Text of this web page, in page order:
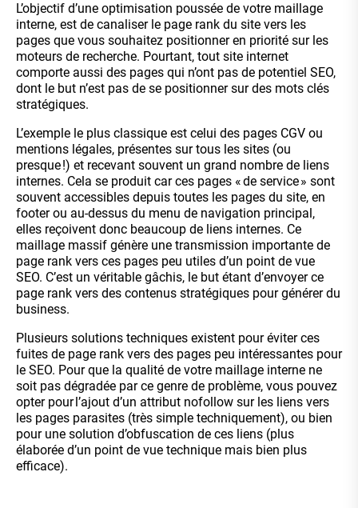
L’objectif d’une optimisation poussée de votre maillage
interne, est de canaliser le page rank du site vers les
pages que vous souhaitez positionner en priorité sur les
moteurs de recherche. Pourtant, tout site internet
comporte aussi des pages qui n’ont pas de potentiel SEO,
dont le but n’est pas de se positionner sur des mots clés
stratégiques.
L’exemple le plus classique est celui des pages CGV ou
mentions légales, présentes sur tous les sites (ou
presque !) et recevant souvent un grand nombre de liens
internes. Cela se produit car ces pages « de service » sont
souvent accessibles depuis toutes les pages du site, en
footer ou au-dessus du menu de navigation principal,
elles reçoivent donc beaucoup de liens internes. Ce
maillage massif génère une transmission importante de
page rank vers ces pages peu utiles d’un point de vue
SEO. C’est un véritable gâchis, le but étant d’envoyer ce
page rank vers des contenus stratégiques pour générer du
business.
Plusieurs solutions techniques existent pour éviter ces
fuites de page rank vers des pages peu intéressantes pour
le SEO. Pour que la qualité de votre maillage interne ne
soit pas dégradée par ce genre de problème, vous pouvez
opter pour l’ajout d’un attribut nofollow sur les liens vers
les pages parasites (très simple techniquement), ou bien
pour une solution d’obfuscation de ces liens (plus
élaborée d’un point de vue technique mais bien plus
efficace).